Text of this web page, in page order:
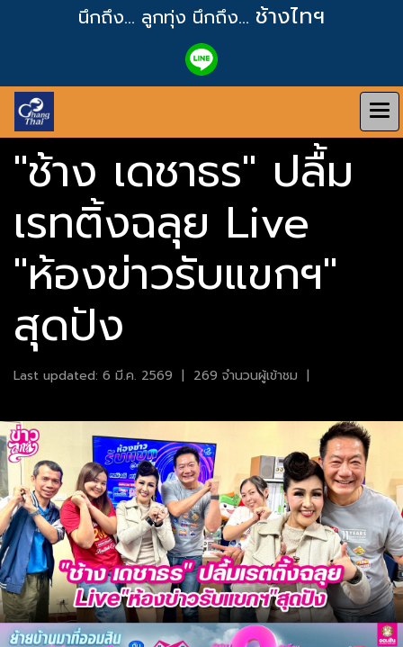
นึกถึง... ลูกทุ่ง นึกถึง... ช้างไทฯ
"ช้าง เดชาธร" ปลื้ม
เรทติ้งฉลุย Live
"ห้องข่าวรับแขกฯ"
สุดปัง
Last updated: 6 มี.ค. 2569 | 269 จำนวนผู้เข้าชม |